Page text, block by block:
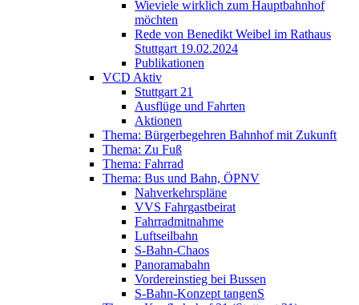
Wieviele wirklich zum Hauptbahnhof
möchten
Rede von Benedikt Weibel im Rathaus
Stuttgart 19.02.2024
Publikationen
VCD Aktiv
Stuttgart 21
Ausflüge und Fahrten
Aktionen
Thema: Bürgerbegehren Bahnhof mit Zukunft
Thema: Zu Fuß
Thema: Fahrrad
Thema: Bus und Bahn, ÖPNV
Nahverkehrspläne
VVS Fahrgastbeirat
Fahrradmitnahme
Luftseilbahn
S-Bahn-Chaos
Panoramabahn
Vordereinstieg bei Bussen
S-Bahn-Konzept tangenS